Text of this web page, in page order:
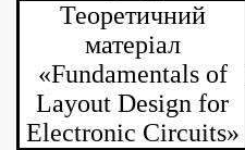
Теоретичний
матеріал
«Fundamentals of
Layout Design for
Electronic Circuits»